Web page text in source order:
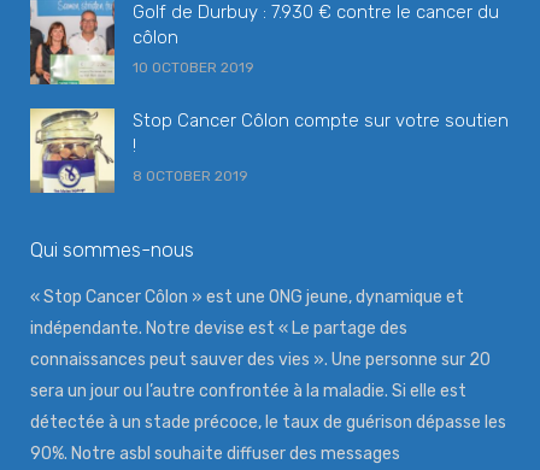
Golf de Durbuy : 7.930 € contre le cancer du
côlon
10 OCTOBER 2019
Stop Cancer Côlon compte sur votre soutien
!
8 OCTOBER 2019
Qui sommes-nous
« Stop Cancer Côlon » est une ONG jeune, dynamique et
indépendante. Notre devise est « Le partage des
connaissances peut sauver des vies ». Une personne sur 20
sera un jour ou l’autre confrontée à la maladie. Si elle est
détectée à un stade précoce, le taux de guérison dépasse les
90%. Notre asbl souhaite diffuser des messages